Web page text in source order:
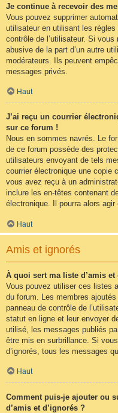
Je continue à recevoir des
Vous pouvez supprimer
utilisateur en utilisant les
contrôle de l’utilisateur. Si
abusive de la part d’un autre
modérateurs. Ils peuvent
messages privés.
Haut
J’ai reçu un courrier
sur ce forum !
Nous en sommes navrés. Le
de ce forum possède des
utilisateurs envoyant de tels
courrier électronique une copie
vous avez reçu à un
inclure les en-têtes contenant
électronique. Il pourra alors agir
Haut
Amis et ignorés
À quoi sert ma liste d’amis et
Vous pouvez utiliser ces listes
du forum. Les membres
panneau de contrôle de
statut en ligne et leur envoyer
utilisé, les messages publiés
être mis en surbrillance. Si
d’ignorés, tous les messages
Haut
Comment puis-je ajouter ou
d’amis et d’ignorés ?